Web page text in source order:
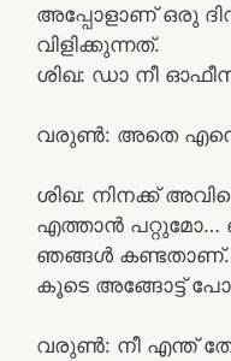
അപ്പോളാണ് ഒരു
വിളിക്കുന്നത്.
ശിഖ: ഡാ നീ
വരുൺ: അതെ
ശിഖ: നിനക്ക്
എത്താൻ പറ്റുമോ…
ഞങ്ങൾ കണ്ടതാണ്…
കൂടെ അങ്ങോട്ട്
വരുൺ: നീ എന്ത്